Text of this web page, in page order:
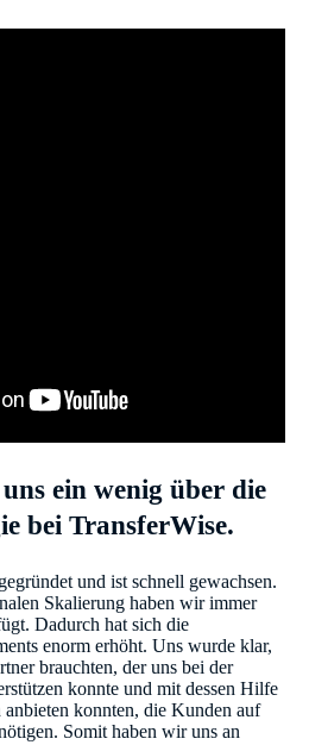
ein wenig über die
bei TransferWise.
und ist schnell gewachsen.
Skalierung haben wir immer
Dadurch hat sich die
enorm erhöht. Uns wurde klar,
brauchten, der uns bei der
konnte und mit dessen Hilfe
konnten, die Kunden auf
Somit haben wir uns an